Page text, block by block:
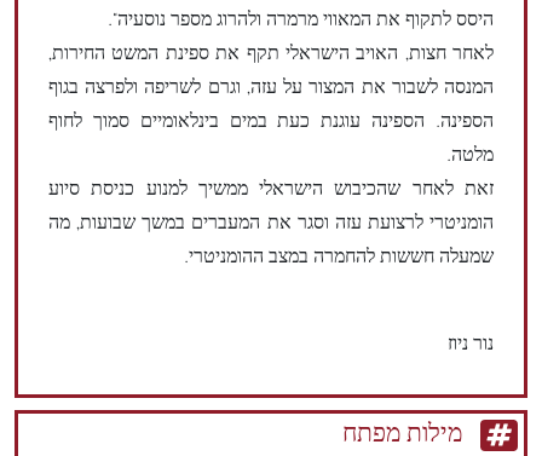
היסס לתקוף את המאווי מרמרה ולהרוג מספר נוסעיה".
לאחר חצות, האויב הישראלי תקף את ספינת המשט החירות,
המנסה לשבור את המצור על עזה, וגרם לשריפה ולפרצה בגוף
הספינה. הספינה עוגנת כעת במים בינלאומיים סמוך לחוף
מלטה.
זאת לאחר שהכיבוש הישראלי ממשיך למנוע כניסת סיוע
הומניטרי לרצועת עזה וסגר את המעברים במשך שבועות, מה
שמעלה חששות להחמרה במצב ההומניטרי.
נור ניוז
מילות מפתח